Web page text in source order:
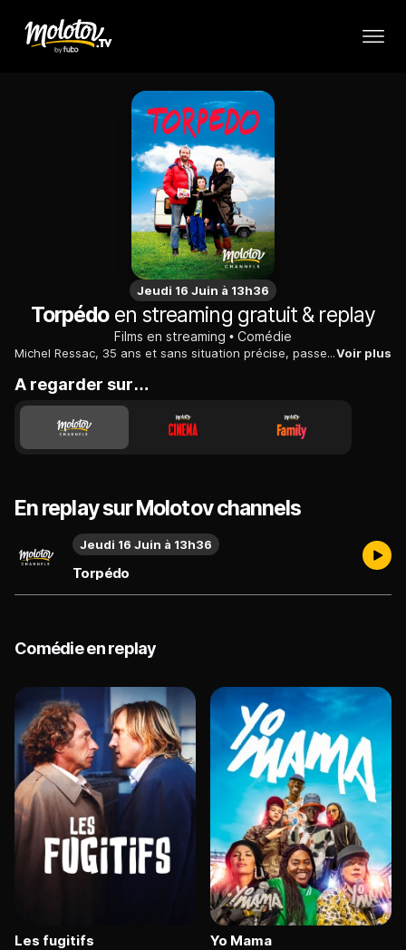
Jeudi 16 Juin à 13h36
Torpédoen streaming gratuit & replay
Films en streaming Comédie
Michel Ressac, 35 ans et sans situation précise, passe son temps à ne rien réussir… Sa vie va pourtant changer du tout au tout quand un matin un appel téléphonique va lui annoncer qu'il vient de gagner le repas de sa vie avec son idole Eddy Merckx. C'est pour lui l'occasion inespérée de se "rabibocher" avec son père avec qui, à son grand regret, il ne partage plus grand chose mis à part la passion du vélo...Voir plus
A regarder sur…
En replay sur Molotov channels
Torpédo
Jeudi 16 Juin à 13h36
Comédie en replay
Les fugitifs Yo Mama